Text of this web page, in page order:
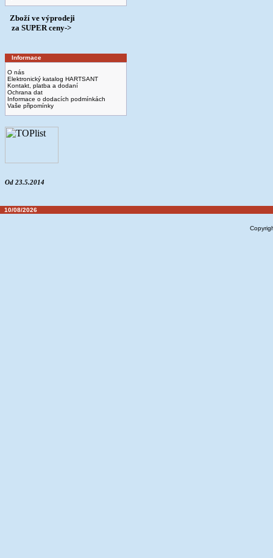
Zboží ve výprodeji
­ za SUPER ceny->
Informace
O nás
Elektronický katalog HARTSANT
Kontakt, platba a dodaní
Ochrana dat
Informace o dodacích podmínkách
Vaše připomínky
Od 23.5.2014
10/08/2026